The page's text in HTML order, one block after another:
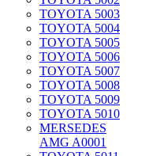
TOYOTA 5003
TOYOTA 5004
TOYOTA 5005
TOYOTA 5006
TOYOTA 5007
TOYOTA 5008
TOYOTA 5009
TOYOTA 5010
MERSEDES
AMG A0001